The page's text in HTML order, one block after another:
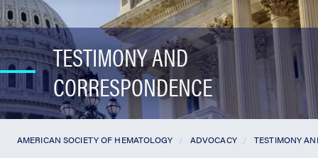
TESTIMONY AND
CORRESPONDENCE
AMERICAN SOCIETY OF HEMATOLOGY ADVOCACY TESTIMONY